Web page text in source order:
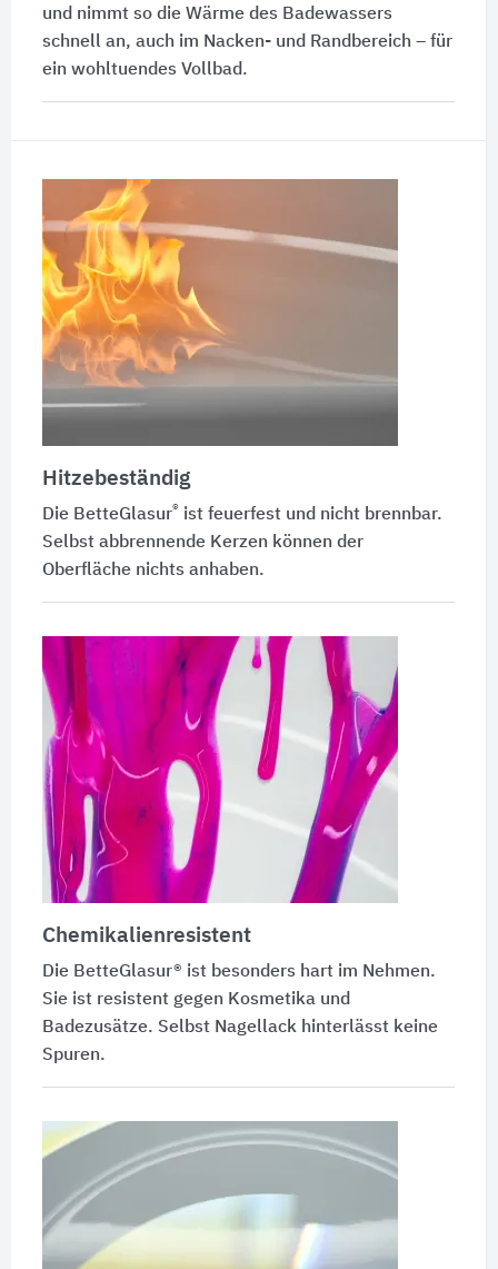
und nimmt so die Wärme des Badewassers
schnell an, auch im Nacken- und Randbereich – für
ein wohltuendes Vollbad.
Hitzebeständig
Die BetteGlasur® ist feuerfest und nicht brennbar.
Selbst abbrennende Kerzen können der
Oberfläche nichts anhaben.
Chemikalienresistent
Die BetteGlasur® ist besonders hart im Nehmen.
Sie ist resistent gegen Kosmetika und
Badezusätze. Selbst Nagellack hinterlässt keine
Spuren.